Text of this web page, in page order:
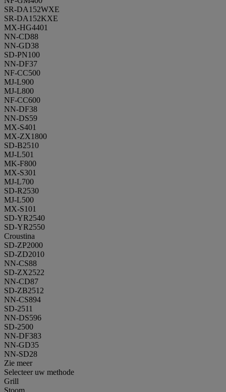
SR-DA152WXE
SR-DA152KXE
MX-HG4401
NN-CD88
NN-GD38
SD-PN100
NN-DF37
NF-CC500
MJ-L900
MJ-L800
NF-CC600
NN-DF38
NN-DS59
MX-S401
MX-ZX1800
SD-B2510
MJ-L501
MK-F800
MX-S301
MJ-L700
SD-R2530
MJ-L500
MX-S101
SD-YR2540
SD-YR2550
Croustina
SD-ZP2000
SD-ZD2010
NN-CS88
SD-ZX2522
NN-CD87
SD-ZB2512
NN-CS894
SD-2511
NN-DS596
SD-2500
NN-DF383
NN-GD35
NN-SD28
Zie meer
Selecteer uw methode
Grill
Stoom